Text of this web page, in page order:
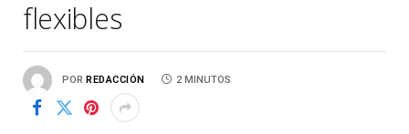
flexibles
POR REDACCIÓN 2 MINUTOS